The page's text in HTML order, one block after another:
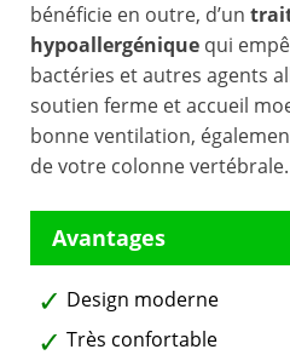
bénéficie en outre, d’un
hypoallergénique qui
bactéries et autres agents
soutien ferme et accueil
bonne ventilation,
de votre colonne vertébrale.
Design moderne
Très confortable